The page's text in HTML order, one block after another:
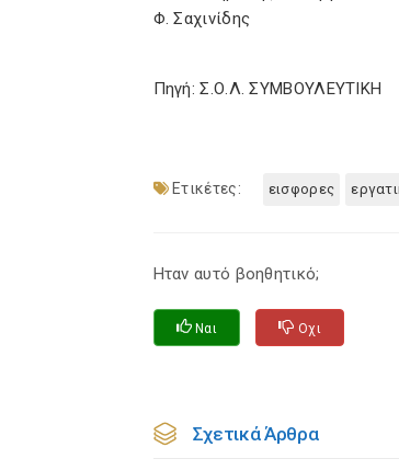
Φ. Σαχινίδης
Πηγή: Σ.Ο.Λ. ΣΥΜΒΟΥΛΕΥΤΙΚΗ
Ετικέτες: εισφορες
Ηταν αυτό βοηθητικό;
Ναι Οχι
Σχετικά Άρθρα